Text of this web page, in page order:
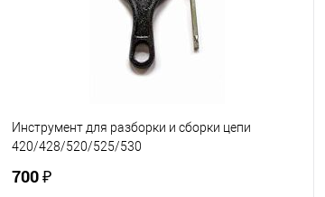
Под заказ
Инструмент для разборки и сборки цепи
420/428/520/525/530
700 ₽